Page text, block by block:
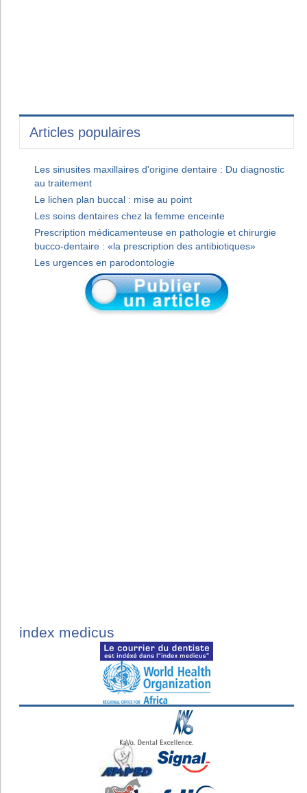
Articles populaires
Les sinusites maxillaires d'origine dentaire : Du diagnostic
au traitement
Le lichen plan buccal : mise au point
Les soins dentaires chez la femme enceinte
Prescription médicamenteuse en pathologie et chirurgie
bucco-dentaire : «la prescription des antibiotiques»
Les urgences en parodontologie
index medicus